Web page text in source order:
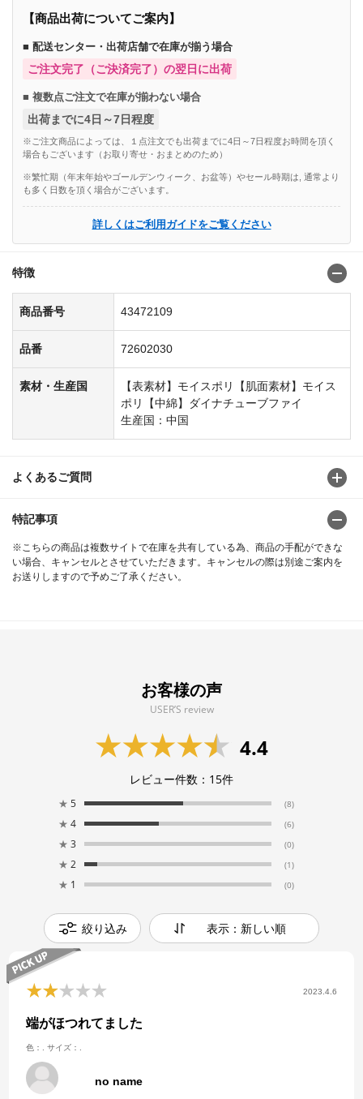
【商品出荷についてご案内】
■ 配送センター・出荷店舗で在庫が揃う場合
ご注文完了（ご決済完了）の翌日に出荷
■ 複数点ご注文で在庫が揃わない場合
出荷までに4日～7日程度
※ご注文商品によっては、１点注文でも出荷までに4日～7日程度お時間を頂く
場合もございます（お取り寄せ・おまとめのため）
※繁忙期（年末年始やゴールデンウィーク、お盆等）やセール時期は, 通常より
も多く日数を頂く場合がございます。
詳しくはご利用ガイドをご覧ください
特徴
商品番号 43472109
品番 72602030
素材・生産国
【表素材】モイスポリ【肌面素材】モイス
ポリ【中綿】ダイナチューブファイ
生産国：中国
よくあるご質問
特記事項
※こちらの商品は複数サイトで在庫を共有している為、商品の手配ができな
い場合、キャンセルとさせていただきます。キャンセルの際は別途ご案内を
お送りしますので予めご了承ください。
お客様の声
USER’S review
4.4
レビュー件数： 15件
★ 5 (8)
★ 4 (6)
★ 3 (0)
★ 2 (1)
★ 1 (0)
絞り込み 表示：新しい順
2023.4.6
端がほつれてました
色：. サイズ：.
no name